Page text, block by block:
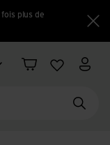
plus de
de langue
PanierListe Mon